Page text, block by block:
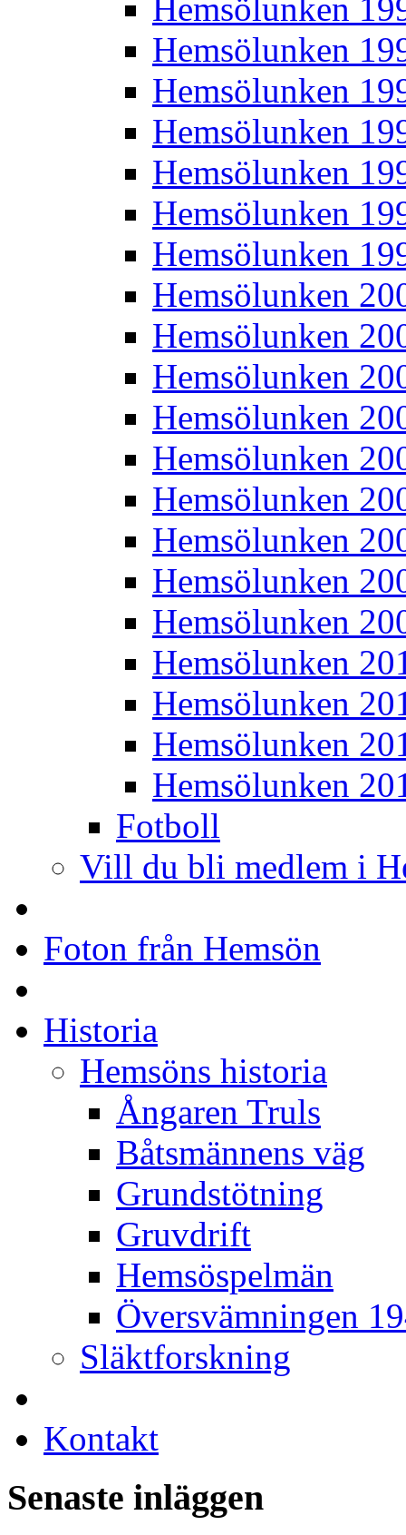
Hemsölunken
Hemsölunken
Hemsölunken
Hemsölunken
Hemsölunken
Hemsölunken
Hemsölunken
Hemsölunken
Hemsölunken
Hemsölunken
Hemsölunken
Hemsölunken
Hemsölunken
Hemsölunken
Hemsölunken
Hemsölunken
Hemsölunken
Hemsölunken
Hemsölunken
Hemsölunken
Fotboll
Vill du bli medlem i
Foton från Hemsön
Historia
Hemsöns historia
Ångaren Truls
Båtsmännens väg
Grundstötning
Gruvdrift
Hemsöspelmän
Översvämningen
Släktforskning
Kontakt
Senaste inläggen